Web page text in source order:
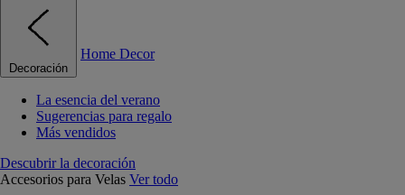
Decoración
Home Decor
La esencia del verano
Sugerencias para regalo
Más vendidos
Descubrir la decoración
Accesorios para Velas Ver todo